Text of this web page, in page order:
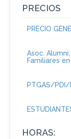
PRECIOS
PRECIO
Asoc.
Familiares
PTGAS/PDI/
HORAS: